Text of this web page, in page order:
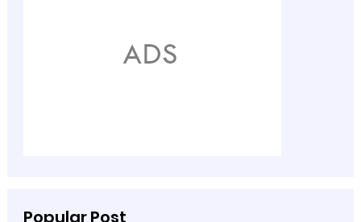
Popular Post